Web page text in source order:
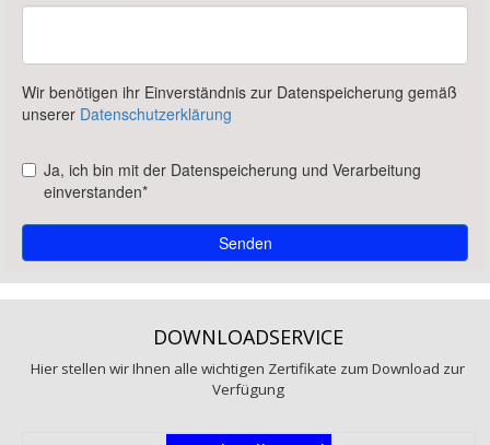
DOWNLOADSERVICE
Hier stellen wir Ihnen alle wichtigen Zertifikate zum Download zur
Verfügung